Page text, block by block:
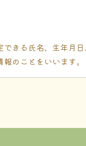
きる氏名、生年月
のことをいいます。